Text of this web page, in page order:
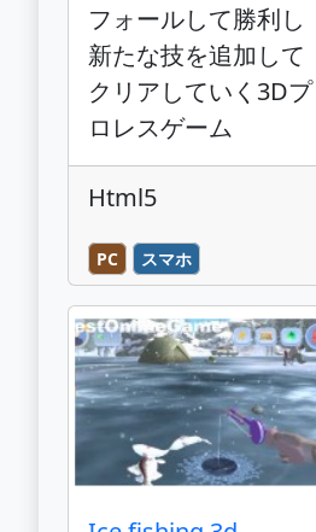
フォールして勝利し
新たな技を追加して
クリアしていく3Dプ
ロレスゲーム
Html5
PC スマホ